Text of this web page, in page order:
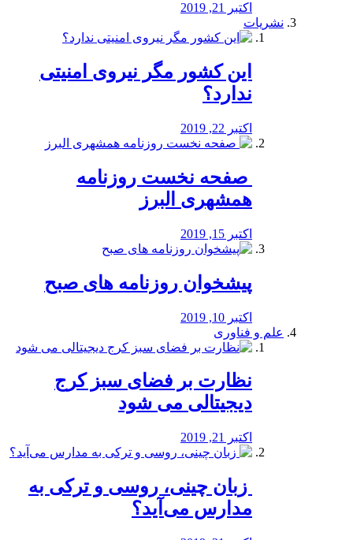
اکتبر 21, 2019
نشریات
این کشور مگر نیروی امنیتی
ندارد؟
اکتبر 22, 2019
️ صفحه نخست روزنامه‌
همشهری البرز
اکتبر 15, 2019
پیشخوان روزنامه های صبح
اکتبر 10, 2019
علم و فناوری
نظارت بر فضای سبز کرج
دیجیتالی می شود
اکتبر 21, 2019
️ زبان چینی، روسی و ترکی به
مدارس می‌آید؟